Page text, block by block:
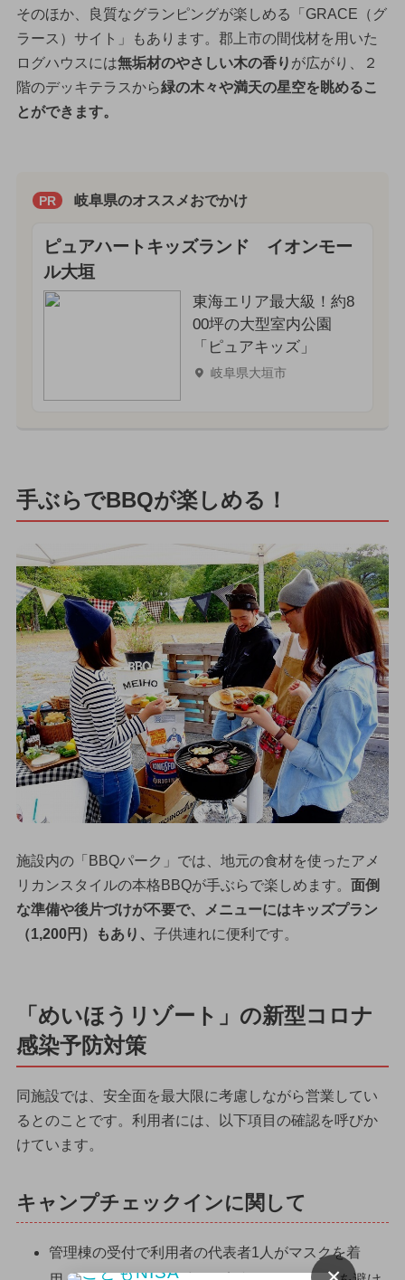
そのほか、良質なグランピングが楽しめる「GRACE（グ
ラース）サイト」もあります。郡上市の間伐材を用いた
ログハウスには無垢材のやさしい木の香り が広がり、２
階のデッキテラスから緑の木々や満天の星空を眺めるこ
とができます。
PR 岐阜県のオススメおでかけ
ピュアハートキッズランド イオンモー
ル大垣
東海エリア最大級！約8
00坪の大型室内公園
「ピュアキッズ」
岐阜県大垣市
手ぶらでBBQが楽しめる！
施設内の「BBQパーク」では、地元の食材を使ったアメ
リカンスタイルの本格BBQが手ぶらで楽しめます。 面倒
な準備や後片づけが不要で、メニューにはキッズプラン
（1,200円）もあり、 子供連れに便利です。
「めいほうリゾート」の新型コロナ
感染予防対策
同施設では、安全面を最大限に考慮しながら営業してい
るとのことです。利用者には、以下項目の確認を呼びか
けています。
キャンプチェックインに関して
管理棟の受付で利用者の代表者1人がマスクを着